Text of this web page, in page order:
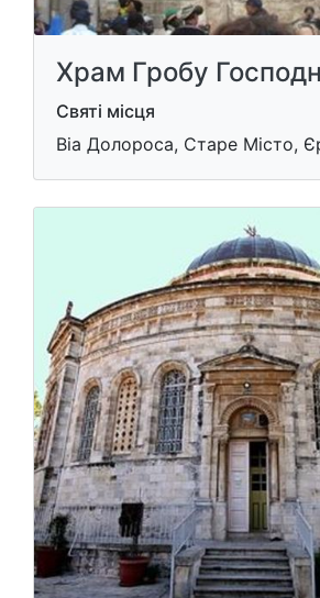
Храм Гробу
Святі місця
Віа Долороса, Старе Місто,